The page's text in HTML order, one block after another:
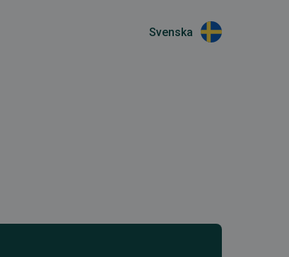
Svenska